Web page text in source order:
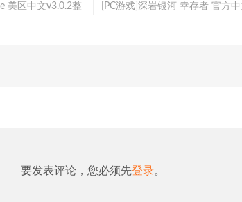
美区中文v3.0.2整
[PC游戏]深岩银河 幸存者 官方
要发表评论，您必须先登录。